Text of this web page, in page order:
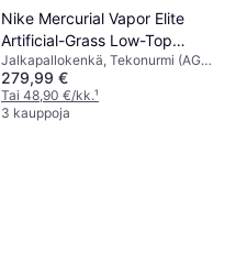
Nike Mercurial Vapor Elite
Artificial-Grass Low-Top
Football Boots - Multi-Colour
Jalkapallokenkä, Tekonurmi (AG),
Mies
279,99 €
Tai 48,90 €/kk.¹
3 kauppoja